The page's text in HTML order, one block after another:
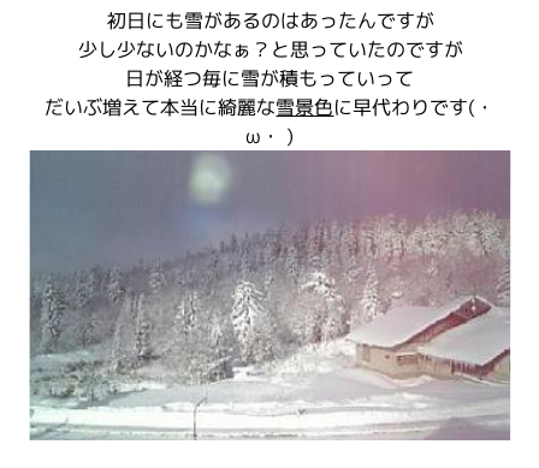
初日にも雪があるのはあったんですが
少し少ないのかなぁ？と思っていたのですが
日が経つ毎に雪が積もっていって
だいぶ増えて本当に綺麗な雪景色に早代わりです(・
ω・ )